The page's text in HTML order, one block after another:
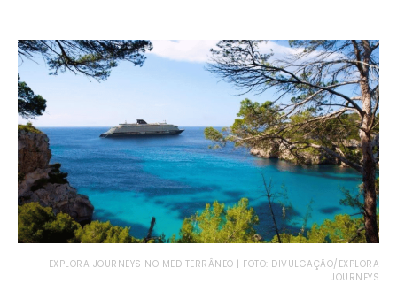
EXPLORA JOURNEYS NO MEDITERRÂNEO | FOTO: DIVULGAÇÃO/EXPLORA
JOURNEYS